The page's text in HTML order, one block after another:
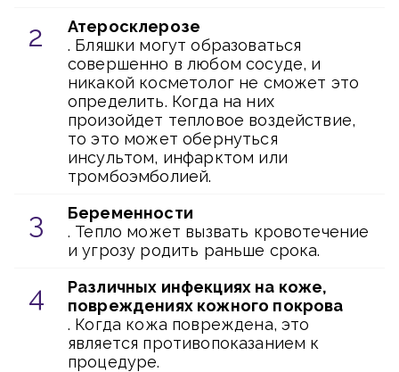
Атеросклерозе
. Бляшки могут образоваться
совершенно в любом сосуде, и
никакой косметолог не сможет это
определить. Когда на них
произойдет тепловое воздействие,
то это может обернуться
инсультом, инфарктом или
тромбоэмболией.
Беременности
. Тепло может вызвать кровотечение
и угрозу родить раньше срока.
Различных инфекциях на коже,
повреждениях кожного покрова
. Когда кожа повреждена, это
является противопоказанием к
процедуре.